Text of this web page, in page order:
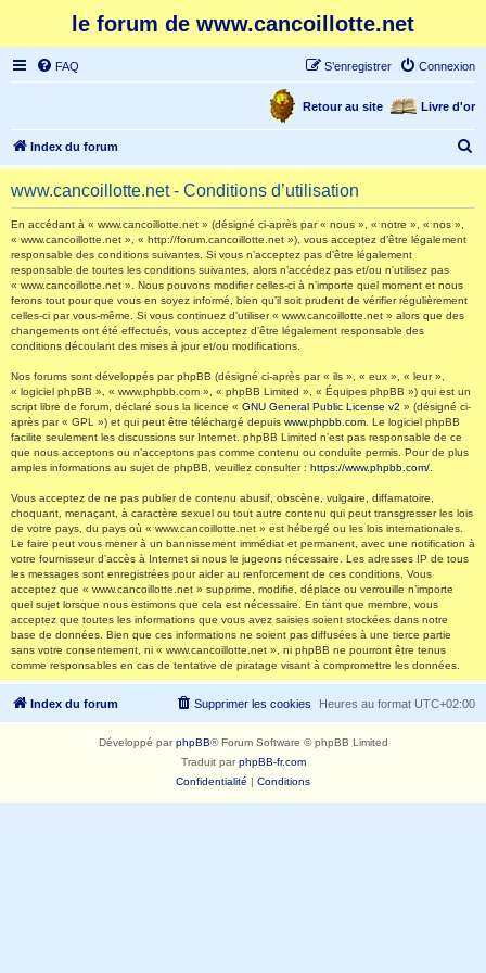
le forum de www.cancoillotte.net
FAQ Connexion
S’enregistrer
Livre d'or
Retour au site
Index du forum
e
www.cancoillotte.net - Conditions d’utilisation
En accédant à « www.cancoillotte.net » (désigné ci-après par « nous », « notre », « nos »,
« www.cancoillotte.net », « http://forum.cancoillotte.net »), vous acceptez d’être légalement
responsable des conditions suivantes. Si vous n’acceptez pas d’être légalement
responsable de toutes les conditions suivantes, alors n’accédez pas et/ou n’utilisez pas
« www.cancoillotte.net ». Nous pouvons modifier celles-ci à n’importe quel moment et nous
ferons tout pour que vous en soyez informé, bien qu’il soit prudent de vérifier régulièrement
celles-ci par vous-même. Si vous continuez d’utiliser « www.cancoillotte.net » alors que des
changements ont été effectués, vous acceptez d’être légalement responsable des
conditions découlant des mises à jour et/ou modifications.
Nos forums sont développés par phpBB (désigné ci-après par « ils », « eux », « leur »,
« logiciel phpBB », « www.phpbb.com », « phpBB Limited », « Équipes phpBB ») qui est un
script libre de forum, déclaré sous la licence « GNU General Public License v2 » (désigné ci-
après par « GPL ») et qui peut être téléchargé depuis www.phpbb.com . Le logiciel phpBB
facilite seulement les discussions sur Internet. phpBB Limited n’est pas responsable de ce
que nous acceptons ou n’acceptons pas comme contenu ou conduite permis. Pour de plus
amples informations au sujet de phpBB, veuillez consulter : https://www.phpbb.com/
Vous acceptez de ne pas publier de contenu abusif, obscène, vulgaire, diffamatoire,
choquant, menaçant, à caractère sexuel ou tout autre contenu qui peut transgresser les lois
de votre pays, du pays où « www.cancoillotte.net » est hébergé ou les lois internationales.
Le faire peut vous mener à un bannissement immédiat et permanent, avec une notification à
votre fournisseur d’accès à Internet si nous le jugeons nécessaire. Les adresses IP de tous
les messages sont enregistrées pour aider au renforcement de ces conditions. Vous
acceptez que « www.cancoillotte.net » supprime, modifie, déplace ou verrouille n’importe
quel sujet lorsque nous estimons que cela est nécessaire. En tant que membre, vous
acceptez que toutes les informations que vous avez saisies soient stockées dans notre
base de données. Bien que ces informations ne soient pas diffusées à une tierce partie
sans votre consentement, ni « www.cancoillotte.net », ni phpBB ne pourront être tenus
comme responsables en cas de tentative de piratage visant à compromettre les données.
Index du forum Heures au format UTC+02:00
Supprimer les cookies
Développé parphpBB® Forum Software © phpBB Limited
Traduit parphpBB-fr.com
Confidentialité | Conditions